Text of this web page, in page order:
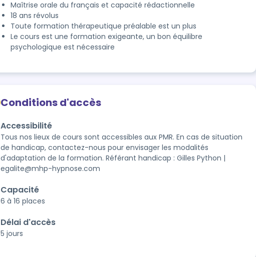
Maîtrise orale du français et capacité rédactionnelle
18 ans révolus
Toute formation thérapeutique préalable est un plus
Le cours est une formation exigeante, un bon équilibre
psychologique est nécessaire
Conditions d'accès
Accessibilité
Tous nos lieux de cours sont accessibles aux PMR. En cas de situation
de handicap, contactez-nous pour envisager les modalités
d'adaptation de la formation. Référant handicap : Gilles Python |
egalite@mhp-hypnose.com
Capacité
6 à 16 places
Délai d'accès
5 jours